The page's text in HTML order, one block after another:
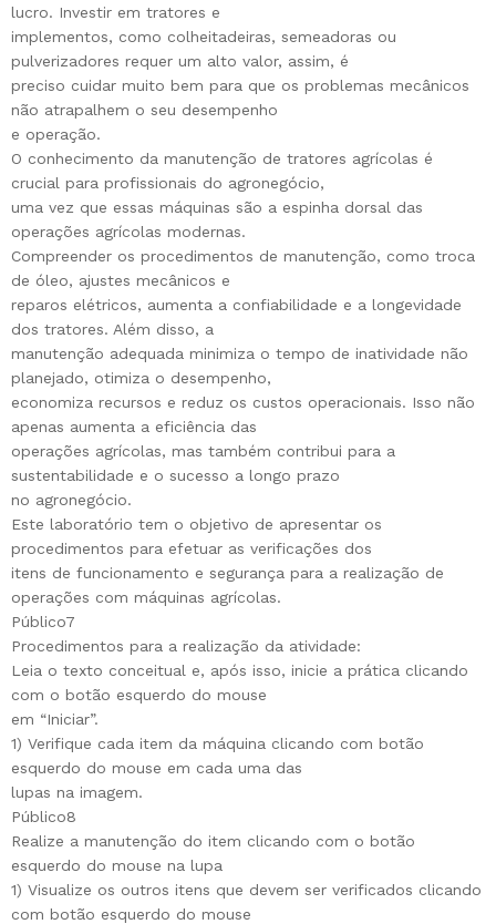
lucro. Investir em tratores e
implementos, como colheitadeiras, semeadoras ou
pulverizadores requer um alto valor, assim, é
preciso cuidar muito bem para que os problemas mecânicos
não atrapalhem o seu desempenho
e operação.
O conhecimento da manutenção de tratores agrícolas é
crucial para profissionais do agronegócio,
uma vez que essas máquinas são a espinha dorsal das
operações agrícolas modernas.
Compreender os procedimentos de manutenção, como troca
de óleo, ajustes mecânicos e
reparos elétricos, aumenta a confiabilidade e a longevidade
dos tratores. Além disso, a
manutenção adequada minimiza o tempo de inatividade não
planejado, otimiza o desempenho,
economiza recursos e reduz os custos operacionais. Isso não
apenas aumenta a eficiência das
operações agrícolas, mas também contribui para a
sustentabilidade e o sucesso a longo prazo
no agronegócio.
Este laboratório tem o objetivo de apresentar os
procedimentos para efetuar as verificações dos
itens de funcionamento e segurança para a realização de
operações com máquinas agrícolas.
Público7
Procedimentos para a realização da atividade:
Leia o texto conceitual e, após isso, inicie a prática clicando
com o botão esquerdo do mouse
em “Iniciar”.
1) Verifique cada item da máquina clicando com botão
esquerdo do mouse em cada uma das
lupas na imagem.
Público8
Realize a manutenção do item clicando com o botão
esquerdo do mouse na lupa
1) Visualize os outros itens que devem ser verificados clicando
com botão esquerdo do mouse